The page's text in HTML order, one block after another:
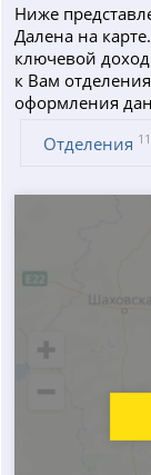
Ниже
Далена на
ключевой
к Вам
оформления
Отделения 11